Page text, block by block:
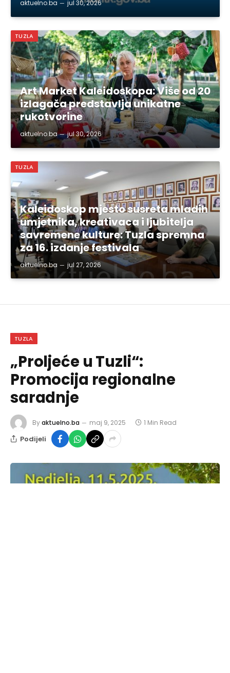
aktuelno.ba jul 30, 2026
TUZLA
Art Market Kaleidoskopa: Više od 20
izlagača predstavlja unikatne
rukotvorine
aktuelno.ba jul 30, 2026
TUZLA
Kaleidoskop mjesto susreta mladih
umjetnika, kreativaca i ljubitelja
savremene kulture: Tuzla spremna
za 16. izdanje festivala
aktuelno.ba jul 27, 2026
TUZLA
„Proljeće u Tuzli“:
Promocija regionalne
saradnje
Byaktuelno.ba maj 9, 2025 1 Min Read
Podijeli